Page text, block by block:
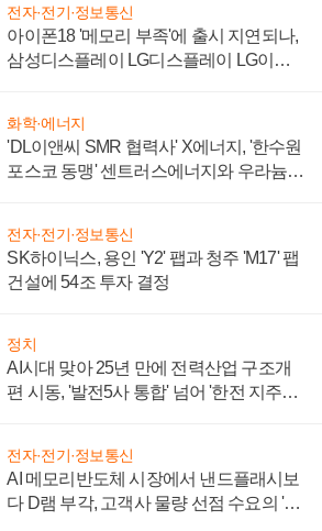
전자·전기·정보통신
아이폰18 '메모리 부족'에 출시 지연되나,
삼성디스플레이 LG디스플레이 LG이노
화학·에너지
'DL이앤씨 SMR 협력사' X에너지, '한수원
포스코 동맹' 센트러스에너지와 우라늄
전자·전기·정보통신
SK하이닉스, 용인 'Y2' 팹과 청주 'M17' 팹
건설에 54조 투자 결정
정치
AI시대 맞아 25년 만에 전력산업 구조개
편 시동, '발전5사 통합' 넘어 '한전 지주사'
전자·전기·정보통신
AI 메모리반도체 시장에서 낸드플래시보
다 D램 부각, 고객사 물량 선점 수요의 '우